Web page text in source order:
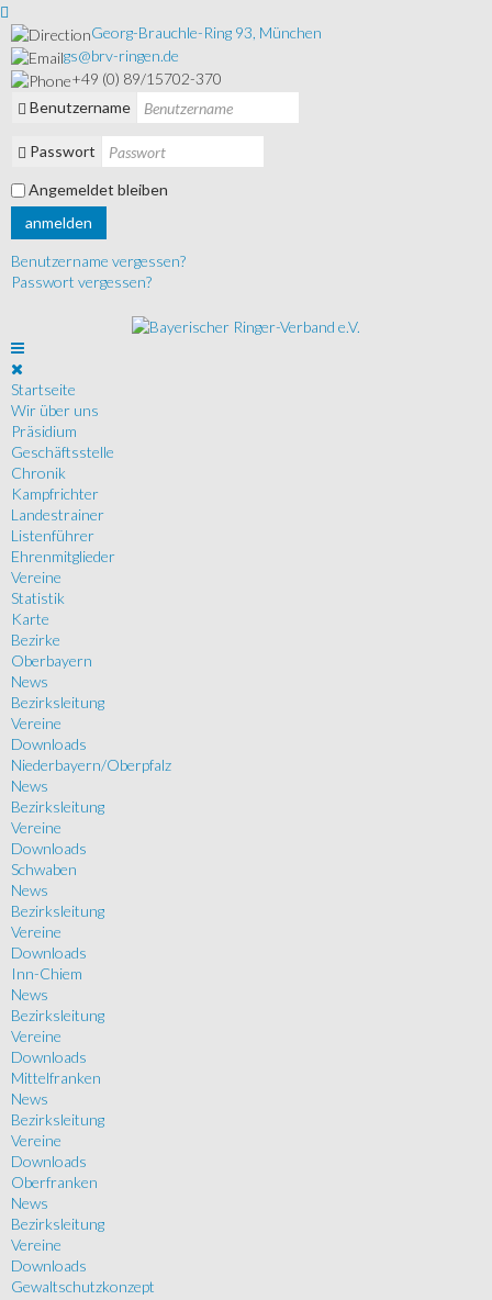
Georg-Brauchle-Ring 93, München
gs@brv-ringen.de
+49 (0) 89/15702-370
Benutzername
Passwort
Angemeldet bleiben
anmelden
Benutzername vergessen?
Passwort vergessen?
Startseite
Wir über uns
Präsidium
Geschäftsstelle
Chronik
Kampfrichter
Landestrainer
Listenführer
Ehrenmitglieder
Vereine
Statistik
Karte
Bezirke
Oberbayern
News
Bezirksleitung
Vereine
Downloads
Niederbayern/Oberpfalz
News
Bezirksleitung
Vereine
Downloads
Schwaben
News
Bezirksleitung
Vereine
Downloads
Inn-Chiem
News
Bezirksleitung
Vereine
Downloads
Mittelfranken
News
Bezirksleitung
Vereine
Downloads
Oberfranken
News
Bezirksleitung
Vereine
Downloads
Gewaltschutzkonzept